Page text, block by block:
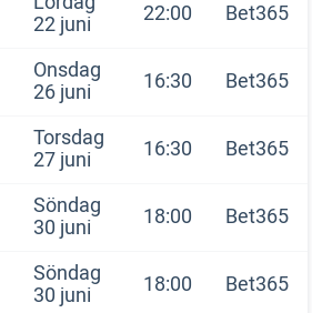
22 juni 22:00 Bet365
Onsdag
26 juni 16:30
Bet365
Torsdag
27 juni 16:30
Bet365
Söndag
30 juni 18:00 Bet365
Söndag
30 juni 18:00 Bet365